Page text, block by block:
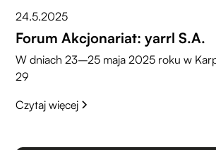
24.5.2025
Forum Akcjonariat: yarrl S.A.
W dniach 23–25 maja 2025 roku w
29
Czytaj więcej